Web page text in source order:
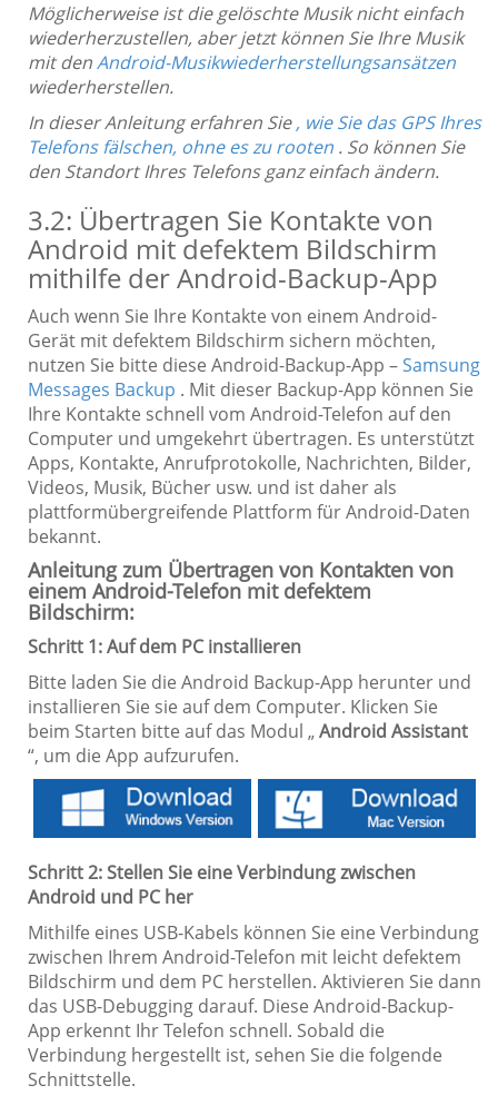
Möglicherweise ist die gelöschte Musik nicht einfach
wiederherzustellen, aber jetzt können Sie Ihre Musik
mit denAndroid-Musikwiederherstellungsansätzen
wiederherstellen.
In dieser Anleitung erfahren Sie, wie Sie das GPS Ihres
Telefons fälschen, ohne es zu rooten . So können Sie
den Standort Ihres Telefons ganz einfach ändern.
3.2: Übertragen Sie Kontakte von
Android mit defektem Bildschirm
mithilfe der Android-Backup-App
Auch wenn Sie Ihre Kontakte von einem Android-
Gerät mit defektem Bildschirm sichern möchten,
nutzen Sie bitte diese Android-Backup-App –Samsung
Messages Backup . Mit dieser Backup-App können Sie
Ihre Kontakte schnell vom Android-Telefon auf den
Computer und umgekehrt übertragen. Es unterstützt
Apps, Kontakte, Anrufprotokolle, Nachrichten, Bilder,
Videos, Musik, Bücher usw. und ist daher als
plattformübergreifende Plattform für Android-Daten
bekannt.
Anleitung zum Übertragen von Kontakten von
einem Android-Telefon mit defektem
Bildschirm:
Schritt 1: Auf dem PC installieren
Bitte laden Sie die Android Backup-App herunter und
installieren Sie sie auf dem Computer. Klicken Sie
beim Starten bitte auf das Modul „Android Assistant
“, um die App aufzurufen.
Schritt 2: Stellen Sie eine Verbindung zwischen
Android und PC her
Mithilfe eines USB-Kabels können Sie eine Verbindung
zwischen Ihrem Android-Telefon mit leicht defektem
Bildschirm und dem PC herstellen. Aktivieren Sie dann
das USB-Debugging darauf. Diese Android-Backup-
App erkennt Ihr Telefon schnell. Sobald die
Verbindung hergestellt ist, sehen Sie die folgende
Schnittstelle.